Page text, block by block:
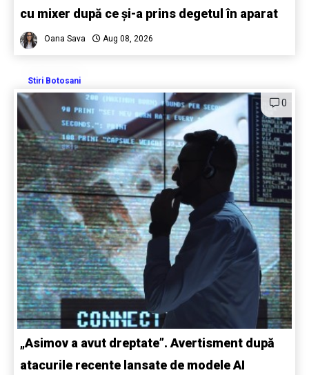
cu mixer după ce și-a prins degetul în aparat
Oana Sava Aug 08, 2026
Stiri Botosani
0
„Asimov a avut dreptate”. Avertisment după
atacurile recente lansate de modele AI